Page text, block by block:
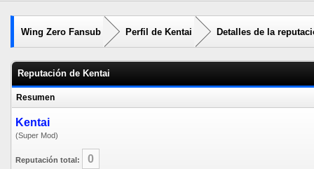
Wing Zero Fansub Perfil de Kentai Detalles de la
Reputación de Kentai
Resumen
Kentai
(Super Mod)
Reputación total: 0